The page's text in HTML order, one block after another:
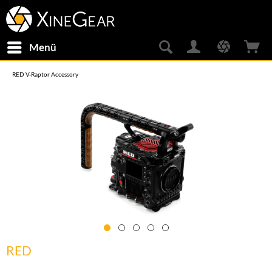
Menü
RED V-Raptor Accessory
RED